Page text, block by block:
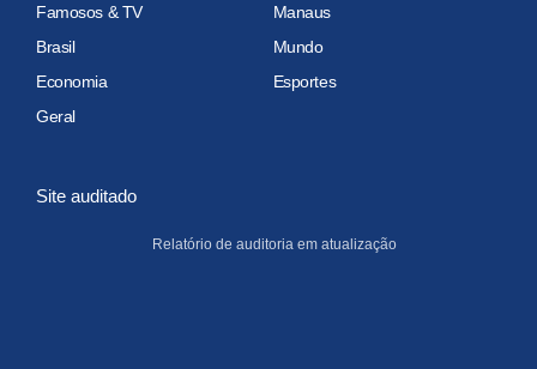
Famosos & TV
Manaus
Brasil
Mundo
Economia
Esportes
Geral
Site auditado
Relatório de auditoria em atualização